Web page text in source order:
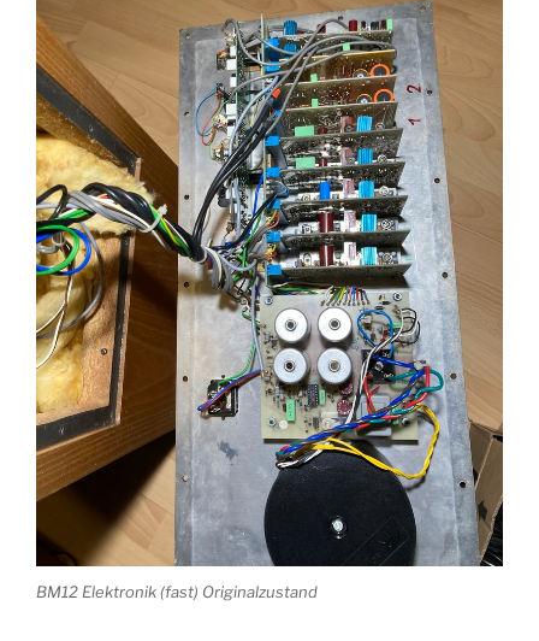
BM12 Elektronik (fast) Originalzustand